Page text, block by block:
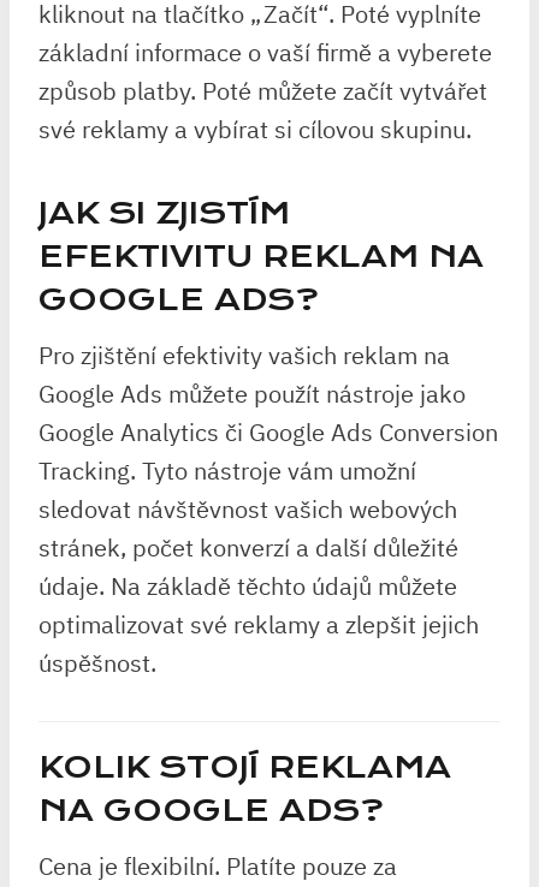
kliknout na tlačítko „Začít“. Poté vyplníte
základní informace o vaší firmě a vyberete
způsob platby. Poté můžete začít vytvářet
své reklamy a vybírat si cílovou skupinu.
JAK SI ZJISTÍM
EFEKTIVITU REKLAM NA
GOOGLE ADS?
Pro zjištění efektivity vašich reklam na
Google Ads můžete použít nástroje jako
Google Analytics či Google Ads Conversion
Tracking. Tyto nástroje vám umožní
sledovat návštěvnost vašich webových
stránek, počet konverzí a další důležité
údaje. Na základě těchto údajů můžete
optimalizovat své reklamy a zlepšit jejich
úspěšnost.
KOLIK STOJÍ REKLAMA
NA GOOGLE ADS?
Cena je flexibilní. Platíte pouze za